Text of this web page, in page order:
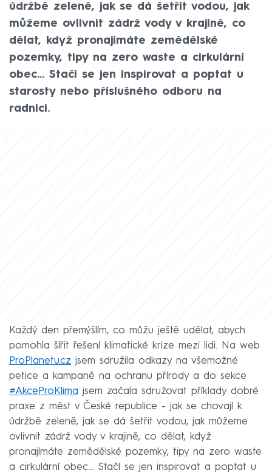
údržbě zeleně, jak se dá šetřit vodou, jak
můžeme ovlivnit zádrž vody v krajině, co
dělat, když pronajímáte zemědělské
pozemky, tipy na zero waste a cirkulární
obec... Stačí se jen inspirovat a poptat u
starosty nebo příslušného odboru na
radnici.
Každý den přemýšlím, co můžu ještě udělat, abych
pomohla šířit řešení klimatické krize mezi lidi. Na web
ProPlanetu.cz jsem sdružila odkazy na všemožné
petice a kampaně na ochranu přírody a do sekce
#AkceProKlima jsem začala sdružovat příklady dobré
praxe z měst v České republice - jak se chovají k
údržbě zeleně, jak se dá šetřit vodou, jak můžeme
ovlivnit zádrž vody v krajině, co dělat, když
pronajímáte zemědělské pozemky, tipy na zero waste
a cirkulární obec... Stačí se jen inspirovat a poptat u